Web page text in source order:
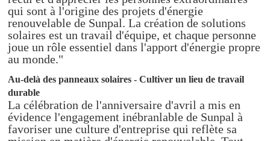
qui sont à l'origine des projets d'énergie
renouvelable de Sunpal. La création de solutions
solaires est un travail d'équipe, et chaque personne
joue un rôle essentiel dans l'apport d'énergie propre
au monde."
Au-delà des panneaux solaires - Cultiver un lieu de travail
durable
La célébration de l'anniversaire d'avril a mis en
évidence l'engagement inébranlable de Sunpal à
favoriser une culture d'entreprise qui reflète sa